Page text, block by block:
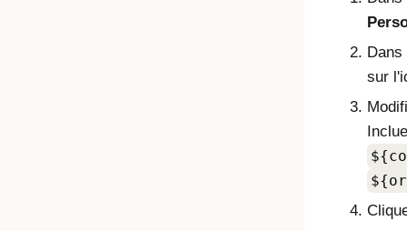
Dans
sur